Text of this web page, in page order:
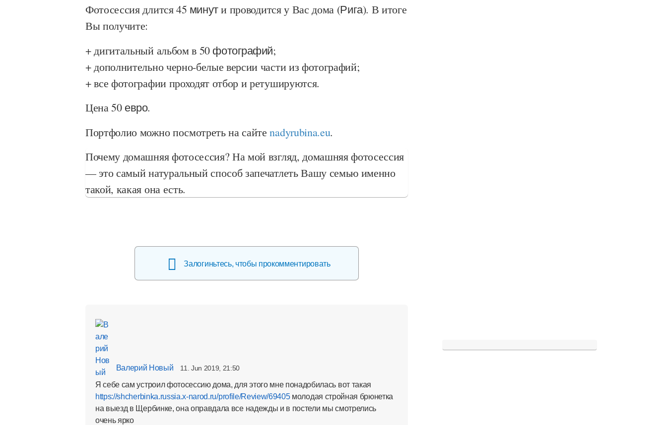
Фотосессия длится45 минути проводится у Вас дома (Рига). В итоге
Вы получите:
+ дигитальный альбом в 50 фотографий;
+ дополнительно черно-белые версии части из фотографий;
+ все фотографии проходят отбор и ретушируются.
Цена50 евро.
Портфолио можно посмотреть на сайтеnadyrubina.eu.
Почему домашняя фотосессия? На мой взгляд, домашняя фотосессия
— это самый натуральный способ запечатлеть Вашу семью именно
такой, какая она есть.
Залогиньтесь, чтобы прокомментировать
Валерий Новый 11. Jun 2019, 21:50
Я себе сам устроил фотосессию дома, для этого мне понадобилась вот такая
https://shcherbinka.russia.x-narod.ru/profile/Review/69405молодая стройная брюнетка
на выезд в Щербинке, она оправдала все надежды и в постели мы смотрелись
очень ярко